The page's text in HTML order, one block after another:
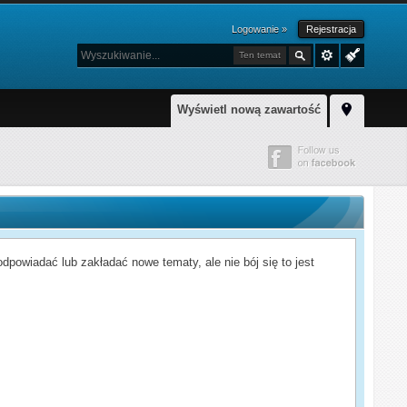
Logowanie » Rejestracja
Ten temat
Wyświetl nową zawartość
lub zakładać nowe tematy, ale nie bój się to jest